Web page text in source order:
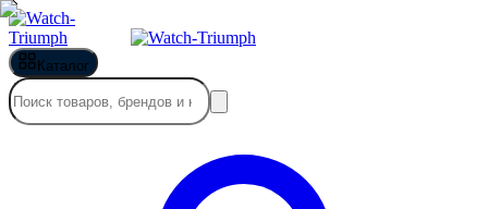
Каталог